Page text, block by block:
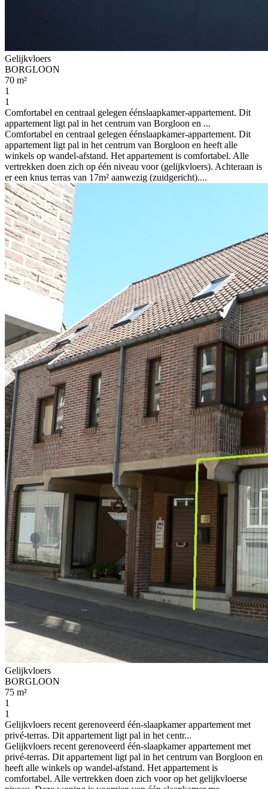
Gelijkvloers
BORGLOON
70 m²
1
1
Comfortabel en centraal gelegen éénslaapkamer-appartement. Dit
appartement ligt pal in het centrum van Borgloon en ...
Comfortabel en centraal gelegen éénslaapkamer-appartement. Dit
appartement ligt pal in het centrum van Borgloon en heeft alle
winkels op wandel-afstand. Het appartement is comfortabel. Alle
vertrekken doen zich op één niveau voor (gelijkvloers). Achteraan is
er een knus terras van 17m² aanwezig (zuidgericht)....
Gelijkvloers
BORGLOON
75 m²
1
1
Gelijkvloers recent gerenoveerd één-slaapkamer appartement met
privé-terras. Dit appartement ligt pal in het centr...
Gelijkvloers recent gerenoveerd één-slaapkamer appartement met
privé-terras. Dit appartement ligt pal in het centrum van Borgloon en
heeft alle winkels op wandel-afstand. Het appartement is
comfortabel. Alle vertrekken doen zich voor op het gelijkvloerse